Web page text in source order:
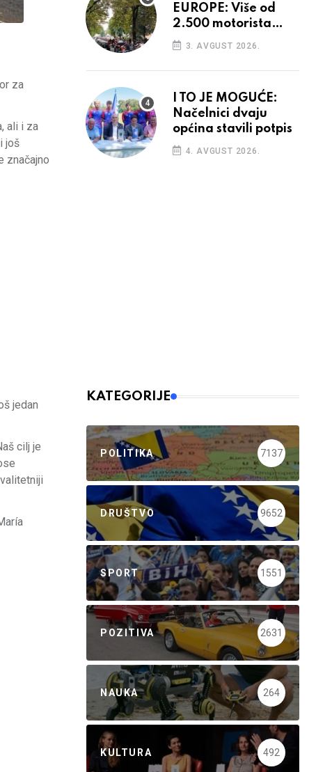
za
ali i za
još
značajno
jedan
cilj je
EUROPE: Više od
2.500 motorista
defiliralo gradom
3. AVGUST 2026.
I TO JE MOGUĆE:
Načelnici dvaju
općina stavili potpis
4. AVGUST 2026.
KATEGORIJE
POLITIKA 7137
DRUŠTVO 9652
SPORT 1551
POZITIVA 2631
NAUKA 264
KULTURA 492